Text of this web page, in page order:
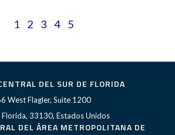
1 2 3 4 5
DEL SUR DE FLORIDA
West Flagler, Suite 1200
Florida, 33130, Estados Unidos
DEL ÁREA METROPOLITANA DE